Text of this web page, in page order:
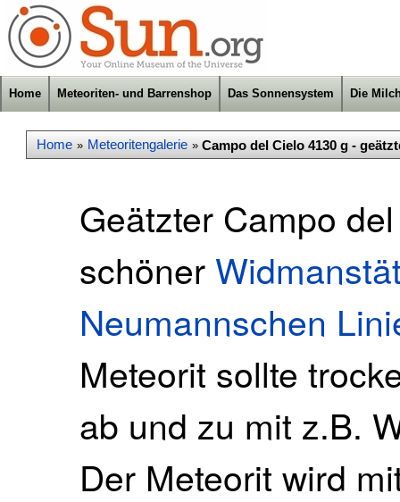
Home Meteoriten- und Barrenshop Das Sonnensystem Die
Home » Meteoritengalerie » Campo del Cielo 4130 g -
Geätzter Campo
schöner
Neumannschen
Meteorit sollte
ab und zu mit z.B.
Der Meteorit wird